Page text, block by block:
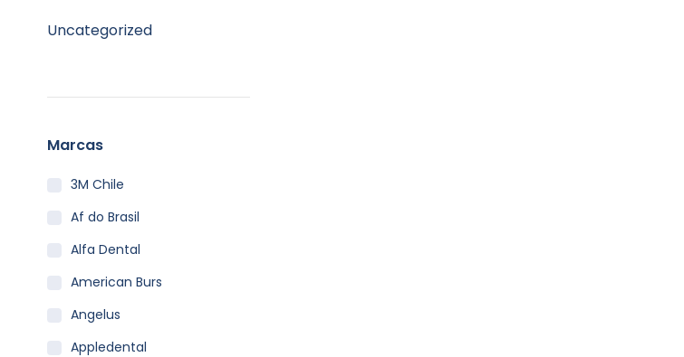
Uncategorized
Marcas
3M Chile
Af do Brasil
Alfa Dental
American Burs
Angelus
Appledental